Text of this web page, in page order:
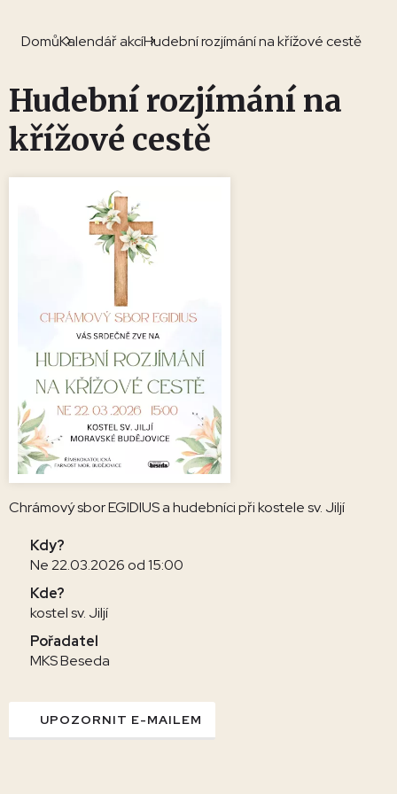
DomůKalendář akcíHudební rozjímání na křížové cestě
Hudební rozjímání na
křížové cestě
Chrámový sbor EGIDIUS a hudebníci při kostele sv. Jiljí
Kdy?
Ne 22.03.2026 od 15:00
Kde?
kostel sv. Jiljí
Pořadatel
MKS Beseda
UPOZORNIT E-MAILEM